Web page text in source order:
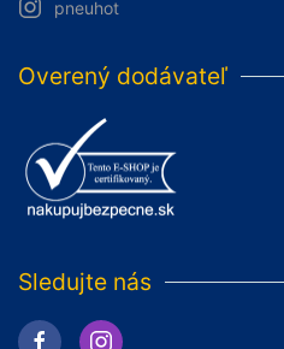
pneuhot
Overený dodávateľ
Sledujte nás